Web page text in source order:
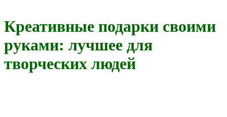
Креативные подарки своими
руками: лучшее для
творческих людей